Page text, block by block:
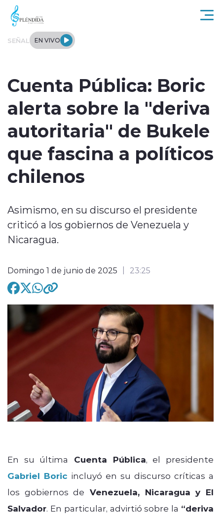
Click acá para ir directamente al contenido
SEÑAL EN VIVO
Tendencias
Internacional
Entrevistas
modo claro
Cuenta Pública: Boric
alerta sobre la "deriva
autoritaria" de Bukele
que fascina a políticos
chilenos
Asimismo, en su discurso el presidente
criticó a los gobiernos de Venezuela y
Nicaragua.
Domingo 1 de junio de 2025 23:25
En su última Cuenta Pública, el presidente
Gabriel Boric incluyó en su discurso críticas a
los gobiernos de Venezuela, Nicaragua y El
Salvador. En particular, advirtió sobre la “deriva